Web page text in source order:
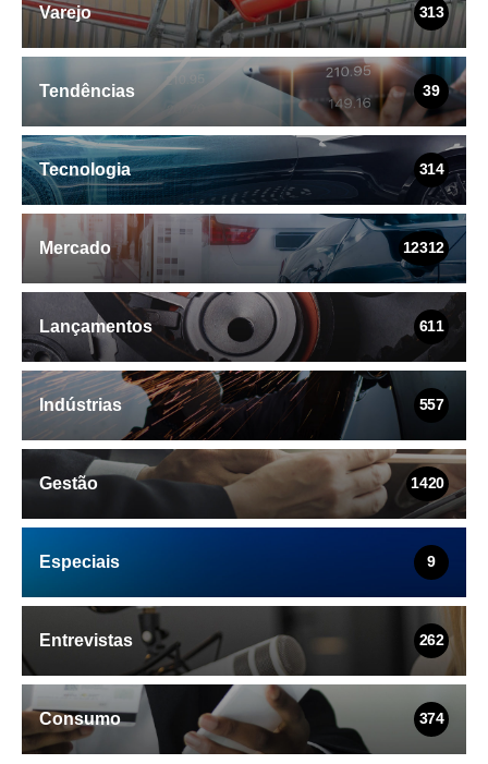
Varejo 313
Tendências 39
Tecnologia 314
Mercado 12312
Lançamentos 611
Indústrias 557
Gestão 1420
Especiais 9
Entrevistas 262
Consumo 374